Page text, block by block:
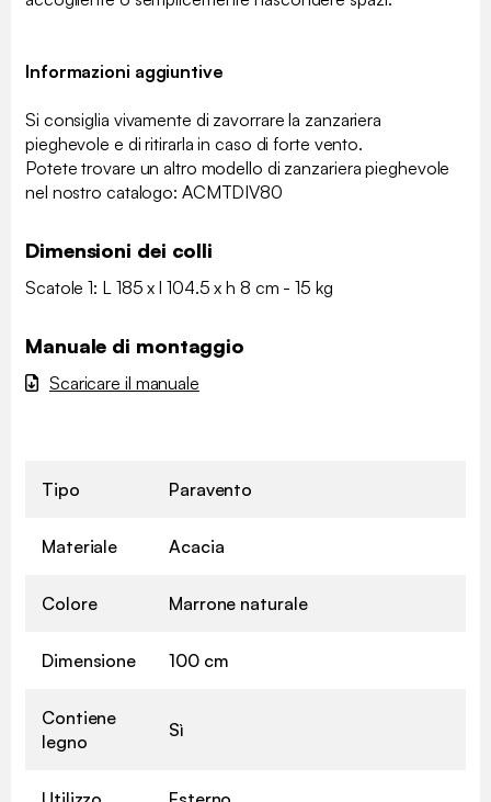
Informazioni aggiuntive
Si consiglia vivamente di zavorrare la zanzariera
pieghevole e di ritirarla in caso di forte vento.
Potete trovare un altro modello di zanzariera pieghevole
nel nostro catalogo: ACMTDIV80
Dimensioni dei colli
Scatole 1: L 185 x l 104.5 x h 8 cm - 15 kg
Manuale di montaggio
Scaricare il manuale
Tipo Paravento
Materiale Acacia
Colore Marrone naturale
Dimensione 100 cm
Contiene
legno
Sì